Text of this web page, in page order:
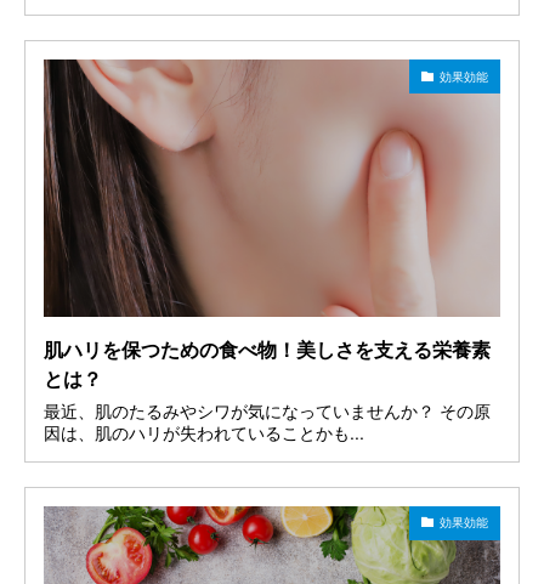
効果効能
肌ハリを保つための食べ物！美しさを支える栄養素
とは？
最近、肌のたるみやシワが気になっていませんか？ その原
因は、肌のハリが失われていることかも...
効果効能